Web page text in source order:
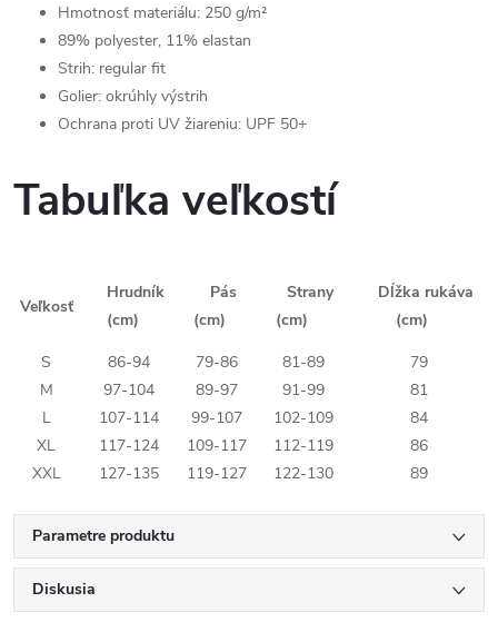
Hmotnosť materiálu: 250 g/m²
89% polyester, 11% elastan
Strih: regular fit
Golier: okrúhly výstrih
Ochrana proti UV žiareniu: UPF 50+
Tabuľka veľkostí
Veľkosť
Hrudník
(cm)
Pás
(cm)
Strany
(cm)
Dĺžka rukáva
(cm)
S
86-94 79-86 81-89
79
M
97-104 89-97 91-99
81
L
107-114 99-107 102-109
84
XL
117-124 109-117 112-119
86
XXL
127-135 119-127 122-130 89
Parametre produktu
Diskusia